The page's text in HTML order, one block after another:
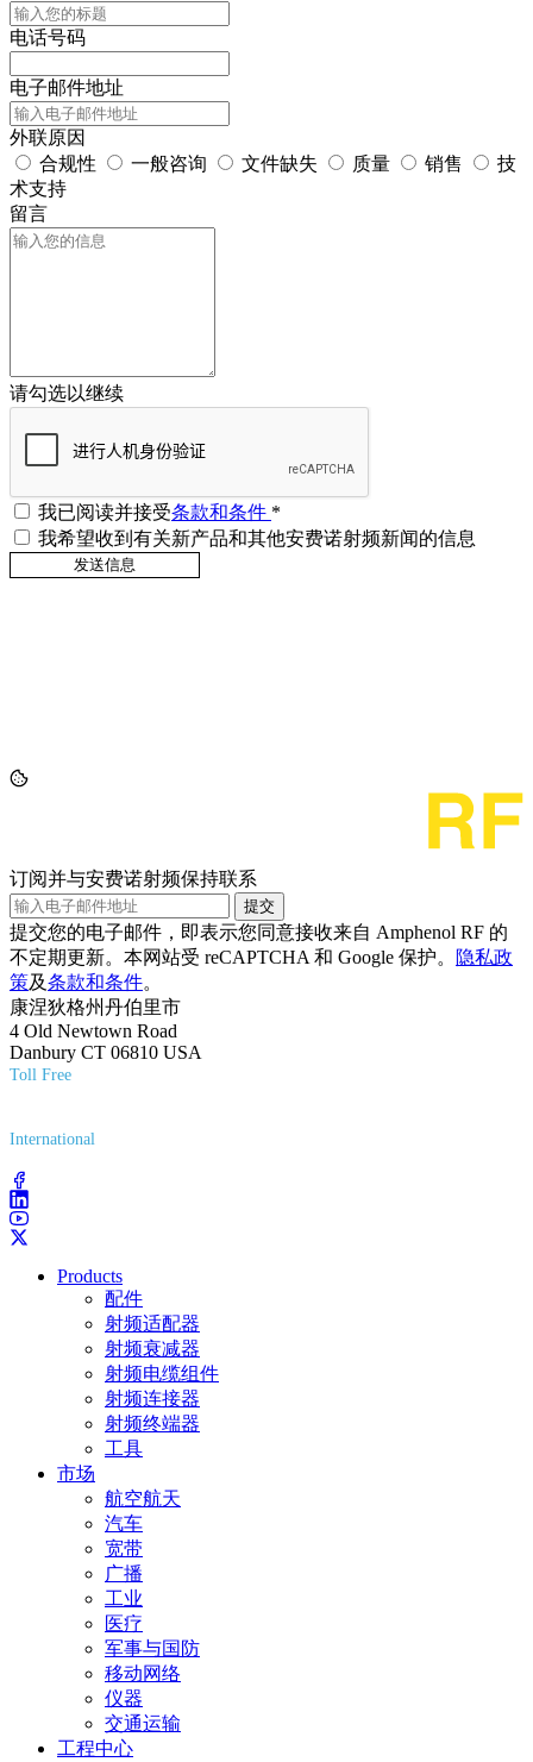
电话号码
电子邮件地址
外联原因
合规性
一般咨询 文件缺失 质量 销售
技
术支持
留言
请勾选以继续
我已阅读并接受条款和条件 *
我希望收到有关新产品和其他安费诺射频新闻的信息
订阅并与安费诺射频保持联系
提交
提交您的电子邮件，即表示您同意接收来自 Amphenol RF 的
不定期更新。本网站受 reCAPTCHA 和 Google 保护。
隐私政
策及条款和条件。
康涅狄格州丹伯里市
4 Old Newtown Road
Danbury CT 06810 USA
Toll Free
International
Products
配件
射频适配器
射频衰减器
射频电缆组件
射频连接器
射频终端器
工具
市场
航空航天
汽车
宽带
广播
工业
医疗
军事与国防
移动网络
仪器
交通运输
工程中心